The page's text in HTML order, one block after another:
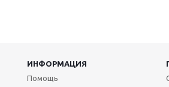
ИНФОРМАЦИЯ
Помощь